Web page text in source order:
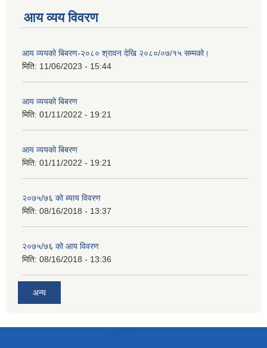
आय व्यय विवरण
आय व्ययको बिबरण-२०८० श्रावन देखि २०८०/०७/१५ सम्मको।
मिति: 11/06/2023 - 15:44
आय व्ययको बिबरण
मिति: 01/11/2022 - 19:21
आय व्ययको बिबरण
मिति: 01/11/2022 - 19:21
२०७५/७६ को ब्याय विवरण
मिति: 08/16/2018 - 13:37
२०७५/७६ को आय विवरण
मिति: 08/16/2018 - 13:36
अन्य